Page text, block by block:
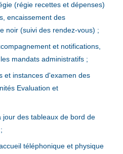
(régie recettes et dépenses)
encaissement des
noir (suivi des rendez-vous) ;
et notifications,
mandats administratifs ;
et instances d'examen des
Evaluation et
des tableaux de bord de
téléphonique et physique